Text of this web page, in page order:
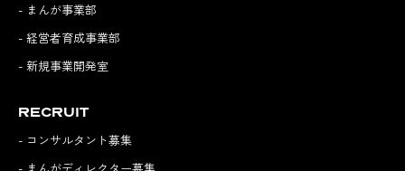
- まんが事業部
- 経営者育成事業部
- 新規事業開発室
RECRUIT
- コンサルタント募集